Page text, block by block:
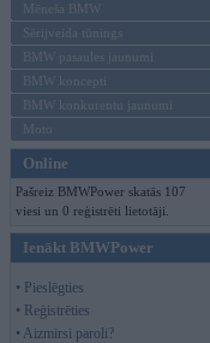
Mēneša BMW
Sērijveida tūnings
BMW pasaules jaunumi
BMW koncepti
BMW konkurentu jaunumi
Moto
Online
Pašreiz BMWPower skatās 107
viesi un 0 reģistrēti lietotāji.
Ienākt BMWPower
• Pieslēgties
• Reģistrēties
• Aizmirsi paroli?